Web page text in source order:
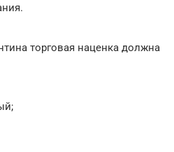
торговая наценка должна